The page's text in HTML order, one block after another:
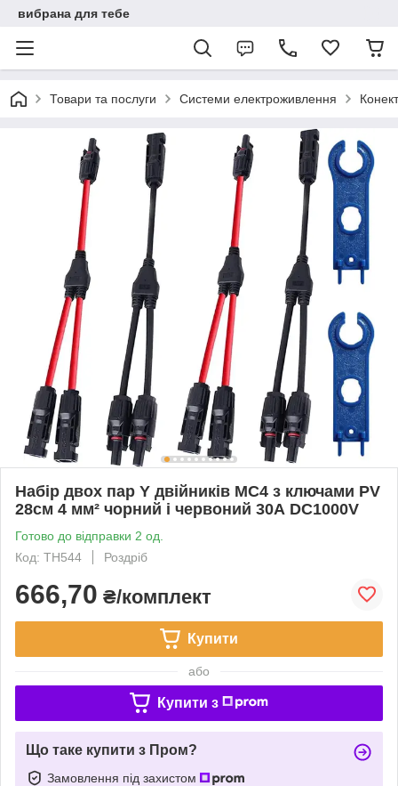
вибрана для тебе
Товари та послуги Системи електроживлення
Набір двох пар Y двійників MC4 з ключами PV
28см 4 мм² чорний і червоний 30А DC1000V
Готово до відправки 2 од.
Код: TH544
Роздріб
666,70 ₴/комплект
Купити
або
Купити з
Що таке купити з Пром?
Замовлення під захистом